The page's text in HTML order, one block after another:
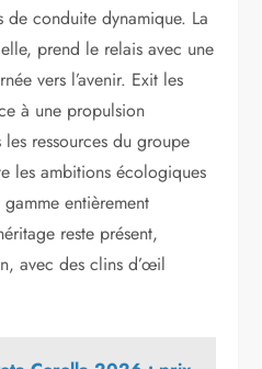
de conduite dynamique. La
prend le relais avec une
vers l’avenir. Exit les
à une propulsion
ressources du groupe
les ambitions écologiques
entièrement
reste présent,
avec des clins d’œil